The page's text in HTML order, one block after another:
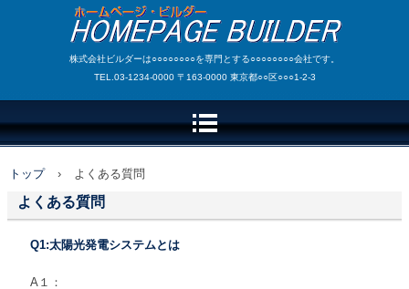
株式会社ビルダーは○○○○○○○○を専門とする○○○○○○○○会社です。
TEL.03-1234-0000 〒163-0000 東京都○○区○○○1-2-3
トップ › よくある質問
よくある質問
Q1:太陽光発電システムとは
A１：